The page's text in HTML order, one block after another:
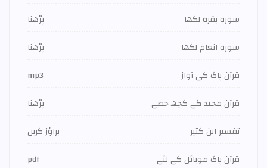
سورہ بقرہ لکھا
پڑھنا
سورہ انعام لکھا
پڑھنا
قرآن پاک کی آواز
mp3
قرآن مجید کے کچھ حصے
پڑھنا
تفسير ابن كثير
براؤز کریں
قرآن پاک موبائل کے لئے
pdf